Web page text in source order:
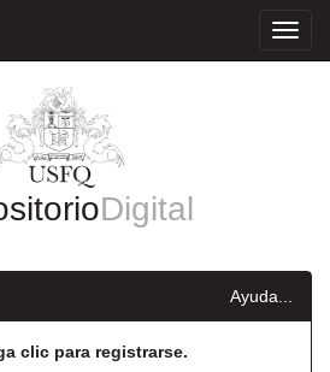
Digital
Ayuda...
clic para registrarse.